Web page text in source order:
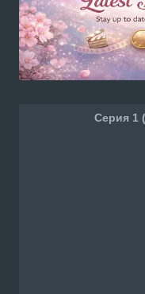
Серия 1